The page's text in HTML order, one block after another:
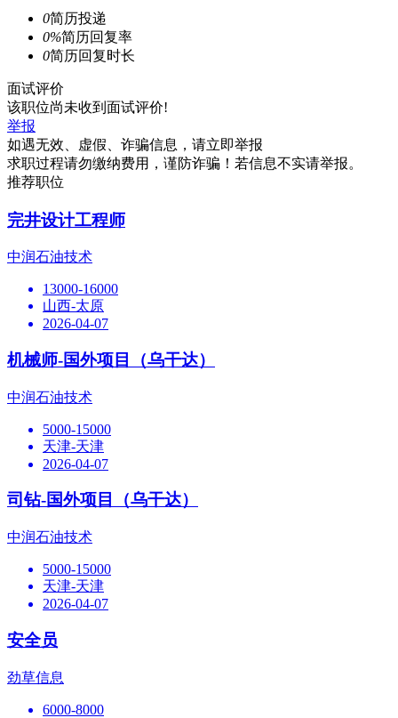
0简历投递
0%简历回复率
0简历回复时长
面试评价
该职位尚未收到面试评价!
举报
如遇无效、虚假、诈骗信息，请立即举报
求职过程请勿缴纳费用，谨防诈骗！若信息不实请举报。
推荐职位
完井设计工程师
中润石油技术
13000-16000
山西-太原
2026-04-07
机械师-国外项目（乌干达）
中润石油技术
5000-15000
天津-天津
2026-04-07
司钻-国外项目（乌干达）
中润石油技术
5000-15000
天津-天津
2026-04-07
安全员
劲草信息
6000-8000